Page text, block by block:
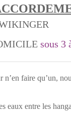
sous 3
faire qu’un,
eaux entre les